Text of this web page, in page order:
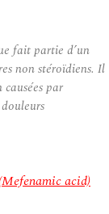
fait partie d’un
non stéroïdiens. Il
par
acid)